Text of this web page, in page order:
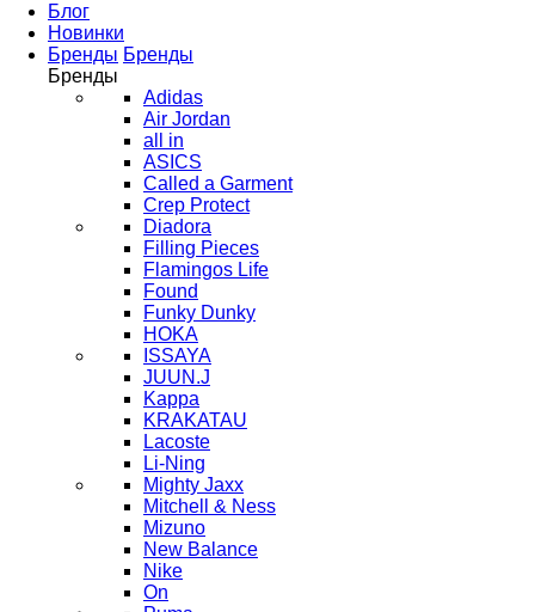
Блог
Новинки
Бренды Бренды
Бренды
Adidas
Air Jordan
all in
ASICS
Called a Garment
Crep Protect
Diadora
Filling Pieces
Flamingos Life
Found
Funky Dunky
HOKA
ISSAYA
JUUN.J
Kappa
KRAKATAU
Lacoste
Li-Ning
Mighty Jaxx
Mitchell & Ness
Mizuno
New Balance
Nike
On